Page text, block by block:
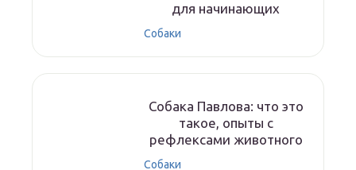
для начинающих
Собаки
Собака Павлова: что это
такое, опыты с
рефлексами животного
Собаки